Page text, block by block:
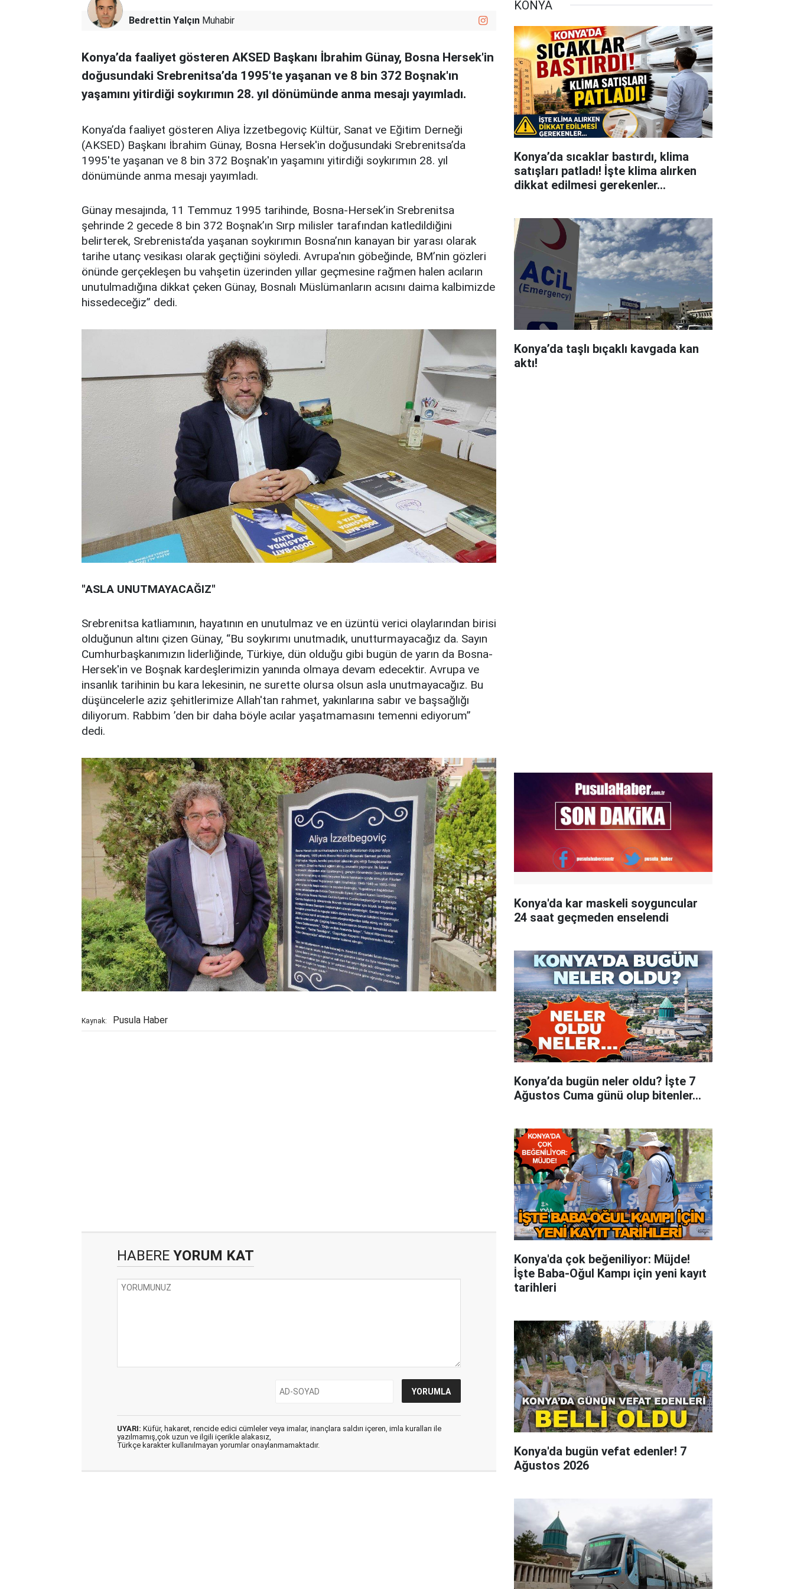
Bedrettin Yalçın Muhabir
Konya’da faaliyet gösteren AKSED Başkanı İbrahim Günay, Bosna Hersek'in
doğusundaki Srebrenitsa’da 1995'te yaşanan ve 8 bin 372 Boşnak'ın
yaşamını yitirdiği soykırımın 28. yıl dönümünde anma mesajı yayımladı.
Konya’da faaliyet gösteren Aliya İzzetbegoviç Kültür, Sanat ve Eğitim Derneği
(AKSED) Başkanı İbrahim Günay, Bosna Hersek'in doğusundaki Srebrenitsa’da
1995'te yaşanan ve 8 bin 372 Boşnak'ın yaşamını yitirdiği soykırımın 28. yıl
dönümünde anma mesajı yayımladı.
Günay mesajında, 11 Temmuz 1995 tarihinde, Bosna-Hersek’in Srebrenitsa
şehrinde 2 gecede 8 bin 372 Boşnak’ın Sırp milisler tarafından katledildiğini
belirterek, Srebrenista’da yaşanan soykırımın Bosna’nın kanayan bir yarası olarak
tarihe utanç vesikası olarak geçtiğini söyledi. Avrupa'nın göbeğinde, BM’nin gözleri
önünde gerçekleşen bu vahşetin üzerinden yıllar geçmesine rağmen halen acıların
unutulmadığına dikkat çeken Günay, Bosnalı Müslümanların acısını daima kalbimizde
hissedeceğiz” dedi.
"ASLA UNUTMAYACAĞIZ"
Srebrenitsa katliamının, hayatının en unutulmaz ve en üzüntü verici olaylarından birisi
olduğunun altını çizen Günay, “Bu soykırımı unutmadık, unutturmayacağız da. Sayın
Cumhurbaşkanımızın liderliğinde, Türkiye, dün olduğu gibi bugün de yarın da Bosna-
Hersek'in ve Boşnak kardeşlerimizin yanında olmaya devam edecektir. Avrupa ve
insanlık tarihinin bu kara lekesinin, ne surette olursa olsun asla unutmayacağız. Bu
düşüncelerle aziz şehitlerimize Allah'tan rahmet, yakınlarına sabır ve başsağlığı
diliyorum. Rabbim ’den bir daha böyle acılar yaşatmamasını temenni ediyorum”
dedi.
Kaynak: Pusula Haber
HABERE YORUM KAT
UYARI: Küfür, hakaret, rencide edici cümleler veya imalar, inançlara saldırı içeren, imla kuralları ile
yazılmamış,çok uzun ve ilgili içerikle alakasız,
Türkçe karakter kullanılmayan yorumlar onaylanmamaktadır.
KONYA
Konya’da sıcaklar bastırdı, klima
satışları patladı! İşte klima alırken
dikkat edilmesi gerekenler…
Konya’da taşlı bıçaklı kavgada kan
aktı!
Konya'da kar maskeli soyguncular
24 saat geçmeden enselendi
Konya’da bugün neler oldu? İşte 7
Ağustos Cuma günü olup bitenler…
Konya'da çok beğeniliyor: Müjde!
İşte Baba-Oğul Kampı için yeni kayıt
tarihleri
Konya'da bugün vefat edenler! 7
Ağustos 2026